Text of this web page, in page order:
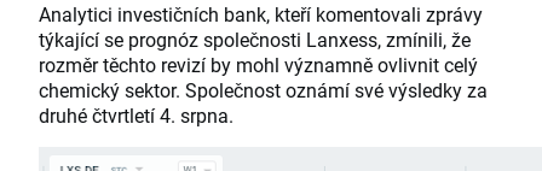
Analytici investičních bank, kteří komentovali zprávy
týkající se prognóz společnosti Lanxess, zmínili, že
rozměr těchto revizí by mohl významně ovlivnit celý
chemický sektor. Společnost oznámí své výsledky za
druhé čtvrtletí 4. srpna.